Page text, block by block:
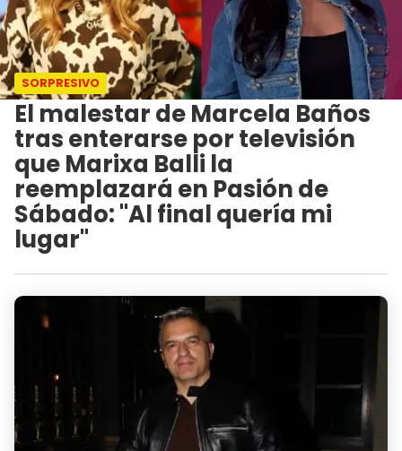
SORPRESIVO
El malestar de Marcela Baños
tras enterarse por televisión
que Marixa Balli la
reemplazará en Pasión de
Sábado: "Al final quería mi
lugar"